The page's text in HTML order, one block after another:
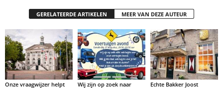
GERELATEERDE ARTIKELEN MEER VAN DEZE AUTEUR
Onze vraagwijzer helpt
Wij zijn op zoek naar
Echte Bakker Joost